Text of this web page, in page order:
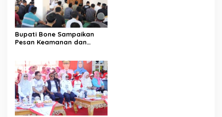
Bupati Bone Sampaikan
Pesan Keamanan dan